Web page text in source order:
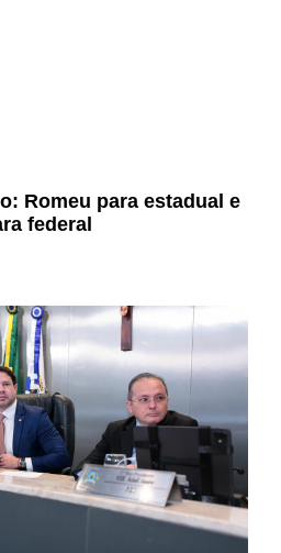
Romeu para estadual e
federal